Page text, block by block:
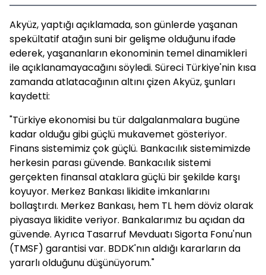
Akyüz, yaptığı açıklamada, son günlerde yaşanan
spekültatif atağın suni bir gelişme olduğunu ifade
ederek, yaşananların ekonominin temel dinamikleri
ile açıklanamayacağını söyledi. Süreci Türkiye'nin kısa
zamanda atlatacağının altını çizen Akyüz, şunları
kaydetti:
"Türkiye ekonomisi bu tür dalgalanmalara bugüne
kadar olduğu gibi güçlü mukavemet gösteriyor.
Finans sistemimiz çok güçlü. Bankacılık sistemimizde
herkesin parası güvende. Bankacılık sistemi
gerçekten finansal ataklara güçlü bir şekilde karşı
koyuyor. Merkez Bankası likidite imkanlarını
bollaştırdı. Merkez Bankası, hem TL hem döviz olarak
piyasaya likidite veriyor. Bankalarımız bu açıdan da
güvende. Ayrıca Tasarruf Mevduatı Sigorta Fonu'nun
(TMSF) garantisi var. BDDK'nın aldığı kararların da
yararlı olduğunu düşünüyorum."